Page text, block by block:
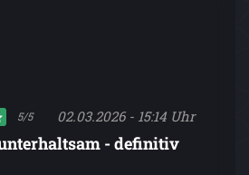
5/5 02.03.2026 - 15:14 Uhr
- definitiv